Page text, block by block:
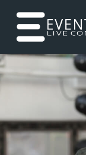
HOME
INCENTIVES
TEAM